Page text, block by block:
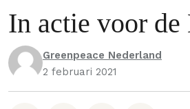
In actie voor de
Greenpeace Nederland
2 februari 2021